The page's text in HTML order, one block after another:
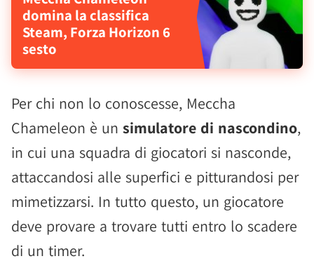
domina la classifica
Steam, Forza Horizon 6
sesto
Per chi non lo conoscesse, Meccha
Chameleon è un simulatore di nascondino,
in cui una squadra di giocatori si nasconde,
attaccandosi alle superfici e pitturandosi per
mimetizzarsi. In tutto questo, un giocatore
deve provare a trovare tutti entro lo scadere
di un timer.